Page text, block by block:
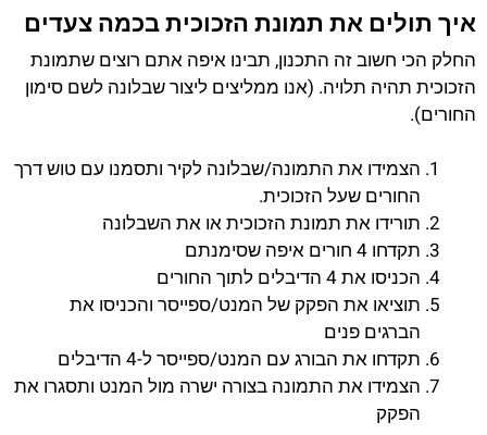
איך תולים את תמונת הזכוכית בכמה צעדים
החלק הכי חשוב זה התכנון, תבינו איפה אתם רוצים שתמונת
הזכוכית תהיה תלויה. (אנו ממליצים ליצור שבלונה לשם סימון
החורים).
הצמידו את התמונה/שבלונה לקיר ותסמנו עם טוש דרך
החורים שעל הזכוכית.
תורידו את תמונת הזכוכית או את השבלונה
תקדחו 4 חורים איפה שסימנתם
הכניסו את 4 הדיבלים לתוך החורים
תוציאו את הפקק של המנט/ספייסר והכניסו את
הברגים פנים
תקדחו את הבורג עם המנט/ספייסר ל-4 הדיבלים
הצמידו את התמונה בצורה ישרה מול המנט ותסגרו את
הפקק